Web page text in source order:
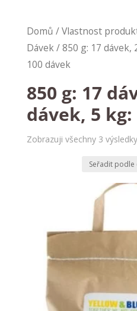
Domů / Vlastnost
Dávek / 850 g: 17 dávek,
100 dávek
850 g: 17
dávek, 5
Zobrazuji všechny 3 výsledky